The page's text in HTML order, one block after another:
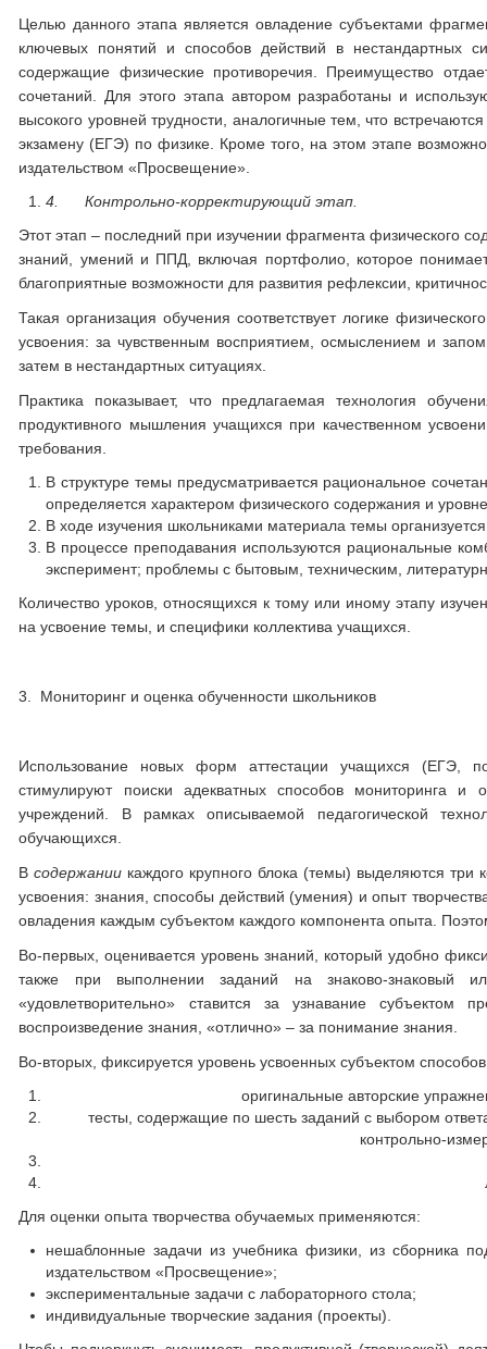
Целью данного этапа является овладение субъектами
ключевых понятий и способов действий в нестандартных
содержащие физические противоречия. Преимущество
сочетаний. Для этого этапа автором разработаны и
высокого уровней трудности, аналогичные тем, что
экзамену (ЕГЭ) по физике. Кроме того, на этом этапе
издательством «Просвещение».
4.Контрольно-корректирующий этап.
Этот этап – последний при изучении фрагмента физического
знаний, умений и ППД, включая портфолио, которое
благоприятные возможности для развития рефлексии,
Такая организация обучения соответствует логике
усвоения: за чувственным восприятием, осмыслением и
затем в нестандартных ситуациях.
Практика показывает, что предлагаемая технология
продуктивного мышления учащихся при качественном
требования.
В структуре темы предусматривается рациональное
определяется характером физического содержания и
В ходе изучения школьниками материала темы
В процессе преподавания используются рациональные
эксперимент; проблемы с бытовым, техническим,
Количество уроков, относящихся к тому или иному этапу
на усвоение темы, и специфики коллектива учащихся.
3. Мониторинг и оценка обученности школьников
Использование новых форм аттестации учащихся (ЕГЭ,
стимулируют поиски адекватных способов мониторинга и
учреждений. В рамках описываемой педагогической
обучающихся.
Всодержании каждого крупного блока (темы) выделяются три
усвоения: знания, способы действий (умения) и опыт
овладения каждым субъектом каждого компонента опыта.
Во-первых, оценивается уровень знаний, который удобно
также при выполнении заданий на знаково-знаковый
«удовлетворительно» ставится за узнавание
воспроизведение знания, «отлично» – за понимание знания.
Во-вторых, фиксируется уровень усвоенных субъектом
оригинальные авторские
тесты, содержащие по шесть заданий с выбором
контрольно-
Для оценки опыта творчества обучаемых применяются:
нешаблонные задачи из учебника физики, из сборника
издательством «Просвещение»;
экспериментальные задачи с лабораторного стола;
индивидуальные творческие задания (проекты).